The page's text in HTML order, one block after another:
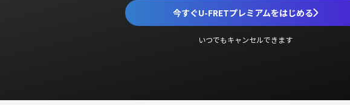
今すぐU-FRETプレミアムをはじめる
いつでもキャンセルできます